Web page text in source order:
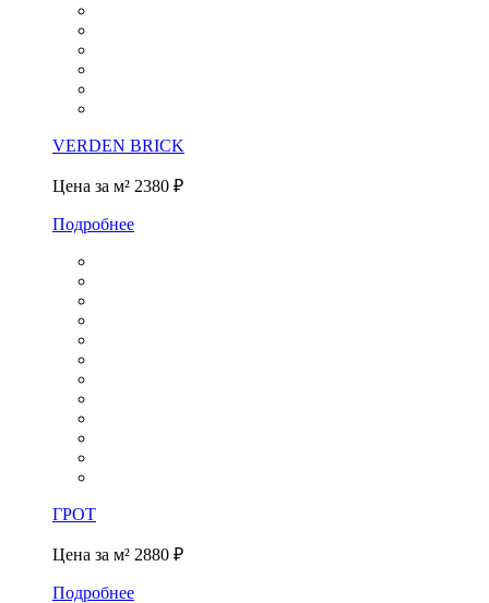
VERDEN BRICK
Цена за м² 2380 ₽
Подробнее
ГРОТ
Цена за м² 2880 ₽
Подробнее